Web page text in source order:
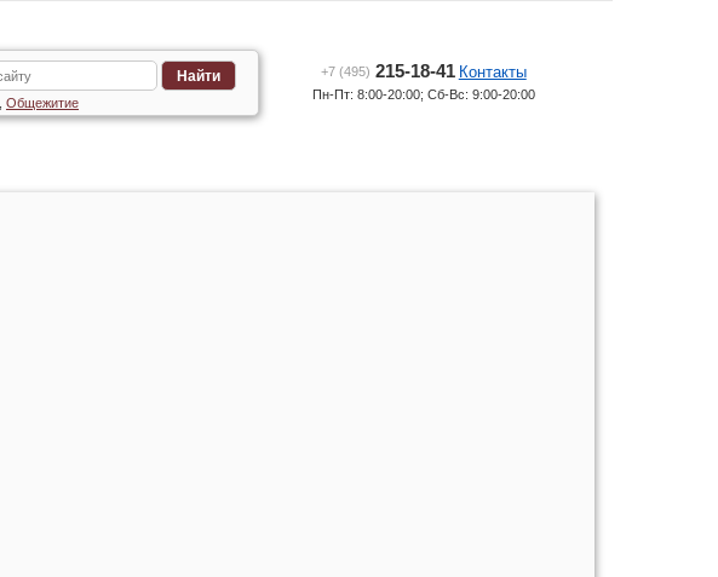
Найти
Общежитие
+7 (495) 215-18-41 Контакты
Пн-Пт: 8:00-20:00; Сб-Вс: 9:00-20:00